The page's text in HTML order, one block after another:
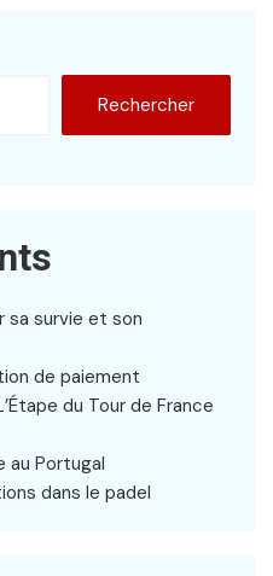
Rechercher
sa survie et son
de paiement
du Tour de France
au Portugal
dans le padel